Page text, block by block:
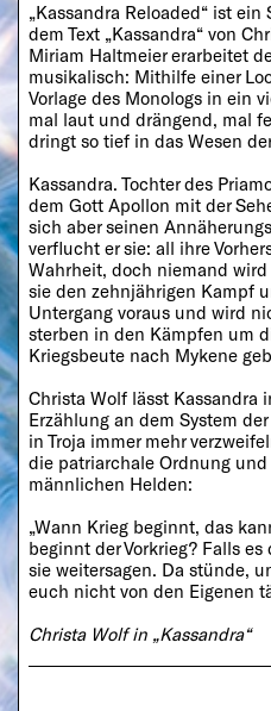
„Kassandra Reloaded“ ist
dem Text „Kassandra“ von
Miriam Haltmeier erarbeitet
musikalisch: Mithilfe einer
Vorlage des Monologs in ein
mal laut und drängend, mal
dringt so tief in das Wesen
Kassandra. Tochter des
dem Gott Apollon mit der
sich aber seinen
verflucht er sie: all ihre
Wahrheit, doch niemand
sie den zehnjährigen Kampf
Untergang voraus und wird
sterben in den Kämpfen um
Kriegsbeute nach Mykene
Christa Wolf lässt Kassandra
Erzählung an dem System
in Troja immer mehr
die patriarchale Ordnung
männlichen Helden:
„Wann Krieg beginnt, das
beginnt der Vorkrieg? Falls
sie weitersagen. Da stünde,
euch nicht von den Eigenen
Christa Wolf in „Kassandra“